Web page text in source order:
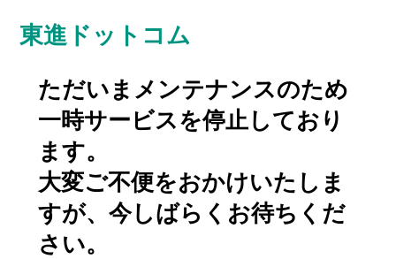
東進ドットコム
ただいまメンテナンスのため
一時サービスを停止しており
ます。
大変ご不便をおかけいたしま
すが、今しばらくお待ちくだ
さい。